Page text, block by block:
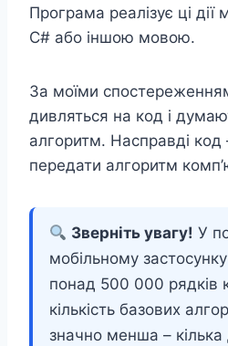
Програма реалізує ці
C# або іншою мовою.
За моїми
дивляться на код і
алгоритм. Насправді код
передати алгоритм
Зверніть увагу! У
мобільному
понад 500 000 рядків
кількість базових
значно менша – кілька